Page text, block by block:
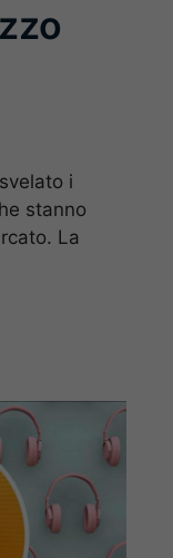
i
stanno
La